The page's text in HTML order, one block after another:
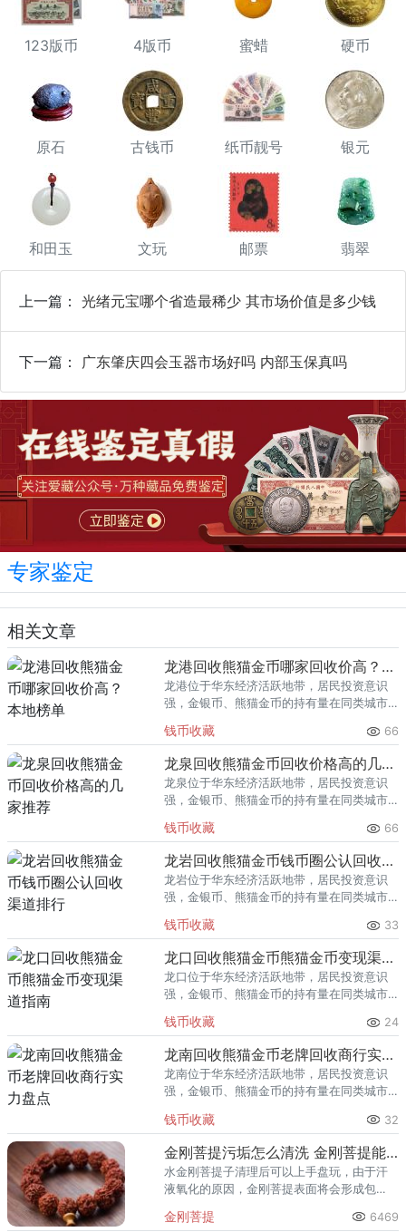
123版币 4版币 蜜蜡 硬币
原石 古钱币 纸币靓号 银元
和田玉 文玩 邮票 翡翠
上一篇： 光绪元宝哪个省造最稀少 其市场价值是多少钱
下一篇： 广东肇庆四会玉器市场好吗 内部玉保真吗
专家鉴定
相关文章
龙港回收熊猫金币哪家回收价高？本地榜单
龙港位于华东经济活跃地带，居民投资意识
强，金银币、熊猫金币的持有量在同类城市
熊猫金币的需求就明显升温，但鱼龙混杂的
回收渠道里，能精准识别版别溢
钱币收藏 66
龙泉回收熊猫金币回收价格高的几家推荐
龙泉位于华东经济活跃地带，居民投资意识
强，金银币、熊猫金币的持有量在同类城市
熊猫金币的需求就明显升温，但鱼龙混杂的
回收渠道里，能精准识别版别溢
钱币收藏 66
龙岩回收熊猫金币钱币圈公认回收渠道排行
龙岩位于华东经济活跃地带，居民投资意识
强，金银币、熊猫金币的持有量在同类城市
熊猫金币的需求就明显升温，但鱼龙混杂的
回收渠道里，能精准识别版别溢
钱币收藏 33
龙口回收熊猫金币熊猫金币变现渠道指南
龙口位于华东经济活跃地带，居民投资意识
强，金银币、熊猫金币的持有量在同类城市
熊猫金币的需求就明显升温，但鱼龙混杂的
回收渠道里，能精准识别版别溢
钱币收藏 24
龙南回收熊猫金币老牌回收商行实力盘点
龙南位于华东经济活跃地带，居民投资意识
强，金银币、熊猫金币的持有量在同类城市
熊猫金币的需求就明显升温，但鱼龙混杂的
回收渠道里，能精准识别版别溢
钱币收藏 32
金刚菩提污垢怎么清洗 金刚菩提能水洗吗
水金刚菩提子清理后可以上手盘玩，由于汗
液氧化的原因，金刚菩提表面将会形成包
了。因为金刚菩提子经过长时间的盘玩和氧
金刚菩提 6469